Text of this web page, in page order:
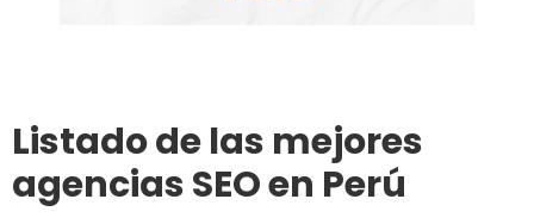
Listado de las mejores
agencias SEO en Perú